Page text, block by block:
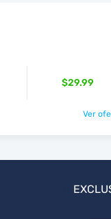
$29.99
Ver